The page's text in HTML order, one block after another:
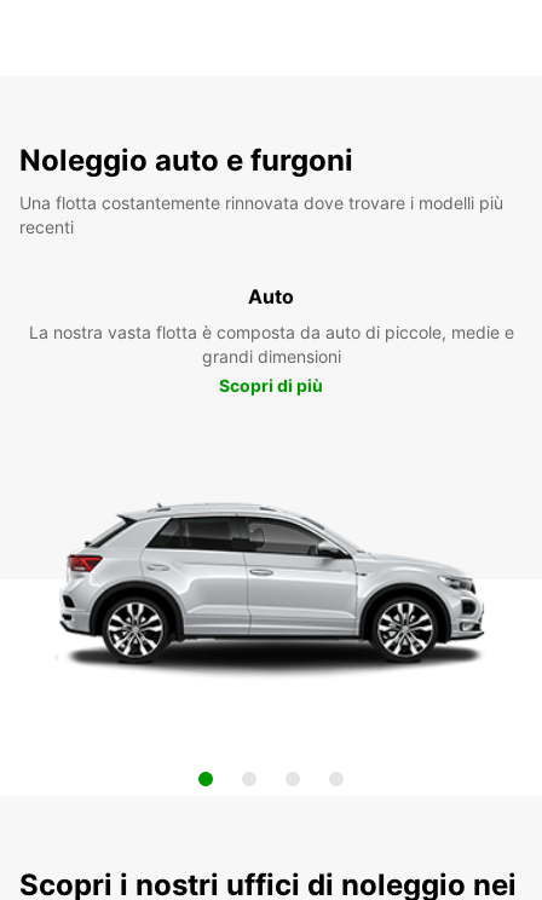
Noleggio auto e furgoni
Una flotta costantemente rinnovata dove trovare i modelli più
recenti
Auto
La nostra vasta flotta è composta da auto di piccole, medie e
grandi dimensioni
Scopri di più
Scopri i nostri uffici di noleggio nei